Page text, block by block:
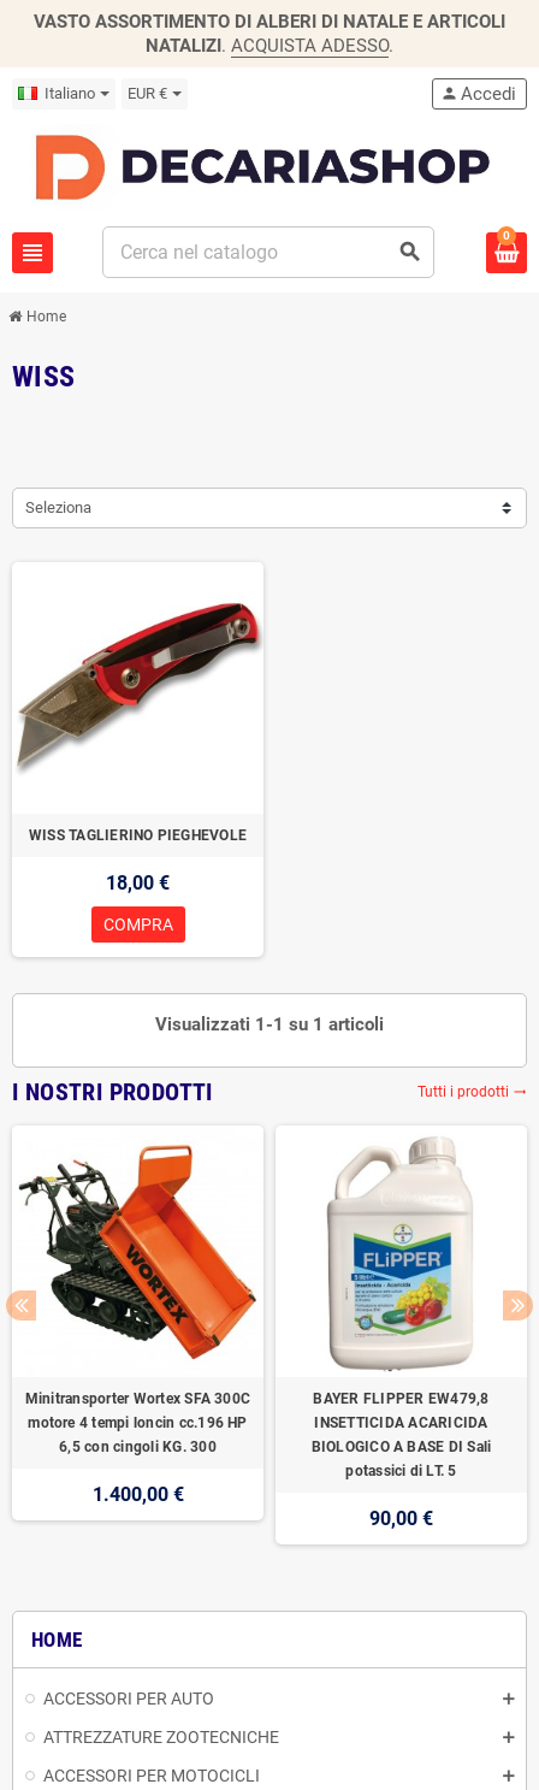
VASTO ASSORTIMENTO DI ALBERI DI NATALE E ARTICOLI
NATALIZI. ACQUISTA ADESSO.
Italiano EUR €
view_headline search
person Accedi
0
Home
HOME
ACCESSORI PER AUTO
ATTREZZATURE ZOOTECNICHE
ACCESSORI PER MOTOCICLI
WISS
Seleziona
WISS TAGLIERINO PIEGHEVOLE
18,00 €
COMPRA
Visualizzati 1-1 su 1 articoli
I NOSTRI PRODOTTI Tutti i prodotti trending_flat
Minitransporter Wortex SFA 300C
motore 4 tempi loncin cc.196 HP
6,5 con cingoli KG. 300
1.400,00 €
BAYER FLIPPER EW479,8
INSETTICIDA ACARICIDA
BIOLOGICO A BASE DI Sali
potassici di LT. 5
90,00 €